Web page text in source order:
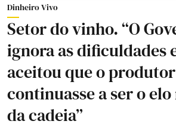
Dinheiro Vivo
Setor do vinho. “O
ignora as dificuldades
aceitou que o produtor
continuasse a ser o
da cadeia”